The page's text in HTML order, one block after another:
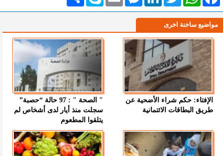
مواضيع ساخنة اخرى
الإفتاء: حكم شراء الأضحية عن
طريق البطاقات الائتمانية
" الصحة " : 97 حالة “حصبة”
سجلت منذ أيار لدى أشخاص لم
يتلقوا المطعوم